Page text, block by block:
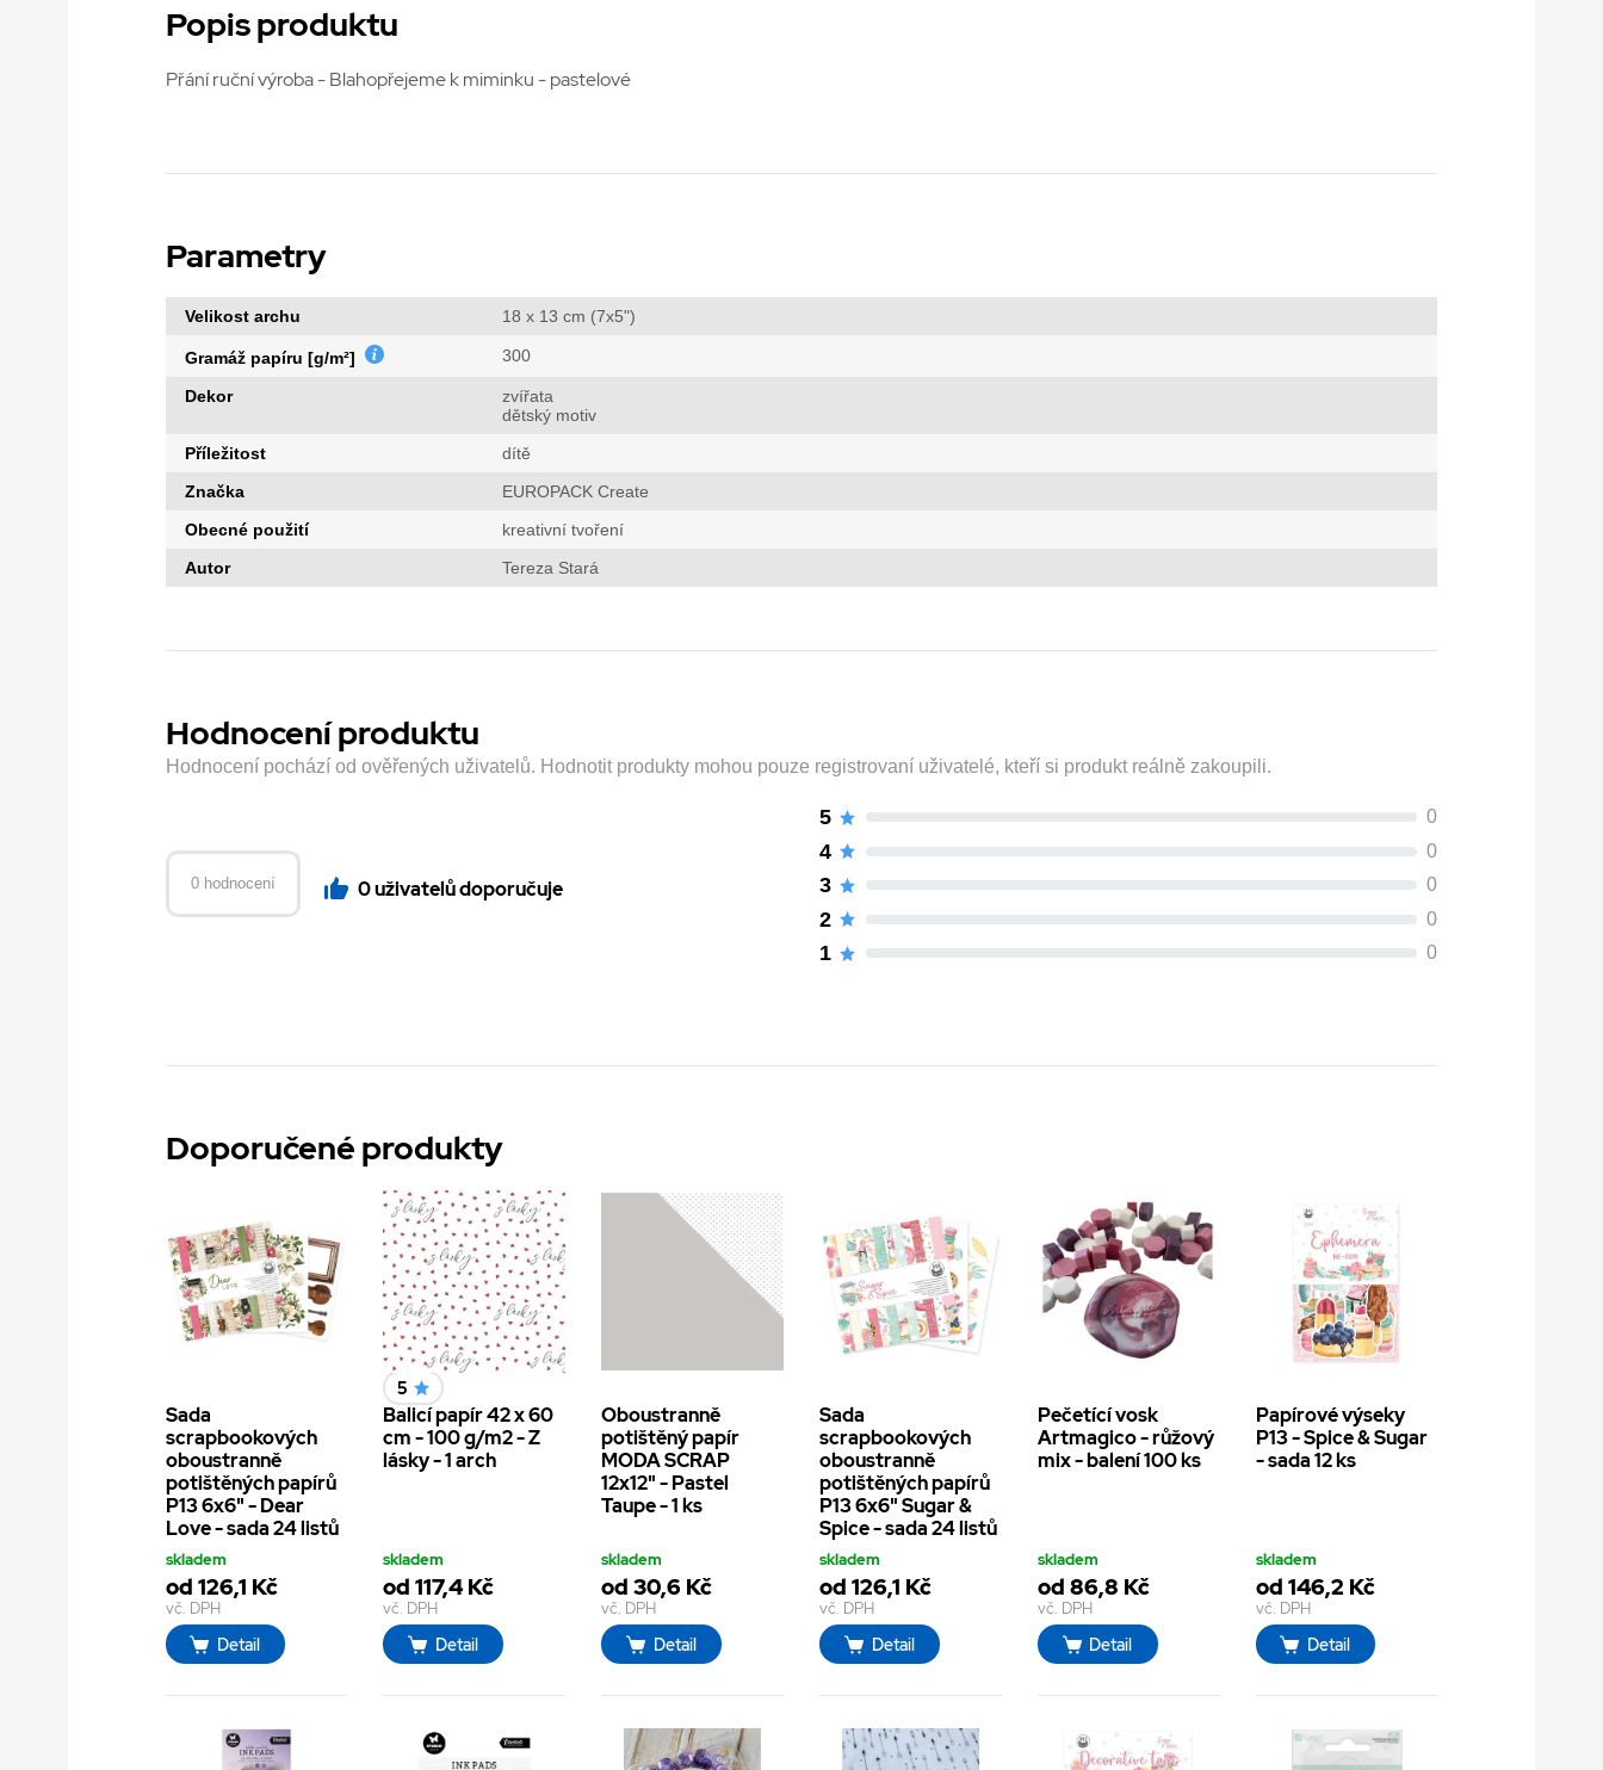
Popis produktu
Přání ruční výroba - Blahopřejeme k miminku - pastelové
Parametry
Velikost archu 18 x 13 cm (7x5")
Gramáž papíru [g/m²] 300
Dekor
zvířata
dětský motiv
Příležitost
dítě
Značka
EUROPACK Create
Obecné použití
kreativní tvoření
Autor
Tereza Stará
Hodnocení produktu
Hodnocení pochází od ověřených uživatelů. Hodnotit produkty mohou pouze registrovaní uživatelé, kteří si produkt reálně zakoupili.
0 hodnocení 0 uživatelů doporučuje
5 0
4 0
3 0
2 0
1 0
Doporučené produkty
Sada
scrapbookových
oboustranně
potištěných papírů
P13 6x6" - Dear
Love - sada 24 listů
skladem
od 126,1 Kč
vč. DPH
Detail
5
Balicí papír 42 x 60
cm - 100 g/m2 - Z
lásky - 1 arch
skladem
od 117,4 Kč
vč. DPH
Detail
Oboustranně
potištěný papír
MODA SCRAP
12x12" - Pastel
Taupe - 1 ks
skladem
od 30,6 Kč
vč. DPH
Detail
Sada
scrapbookových
oboustranně
potištěných papírů
P13 6x6" Sugar &
Spice - sada 24 listů
skladem
od 126,1 Kč
vč. DPH
Detail
Pečetící vosk
Artmagico - růžový
mix - balení 100 ks
skladem
od 86,8 Kč
vč. DPH
Detail
Papírové výseky
P13 - Spice & Sugar
- sada 12 ks
skladem
od 146,2 Kč
vč. DPH
Detail